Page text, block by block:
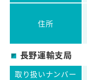
住所
長野運輸支局
取り扱いナンバー